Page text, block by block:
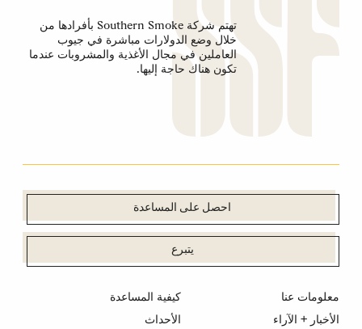
تهتم شركة Southern Smoke بأفرادها من
خلال وضع الدولارات مباشرة في جيوب
العاملين في مجال الأغذية والمشروبات عندما
تكون هناك حاجة إليها.
احصل على المساعدة
يتبرع
معلومات عنا
الأخبار + الآراء
كيفية المساعدة
الأحداث